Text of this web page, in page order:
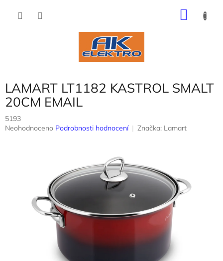
LAMART LT1182 KASTROL SMALT
20CM EMAIL
5193
Průměrné
Neohodnoceno Podrobnosti hodnocení Značka: Lamart